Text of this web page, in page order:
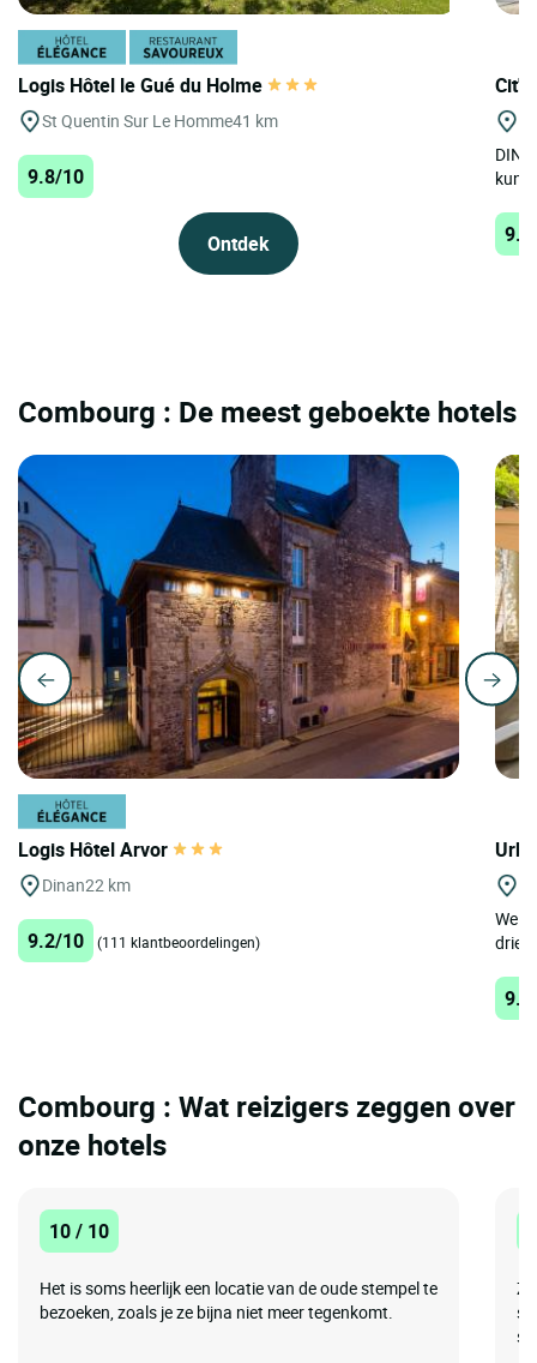
Logis Hôtel le Gué du Holme
St Quentin Sur Le Homme41 km
9.8/10
Ontdek
Combourg : De meest geboekte hotels
Logis Hôtel Arvor
Dinan22 km
9.2/10 (111 klantbeoordelingen)
Combourg : Wat reizigers zeggen over
onze hotels
10 / 10
Het is soms heerlijk een locatie van de oude stempel te
bezoeken, zoals je ze bijna niet meer tegenkomt.